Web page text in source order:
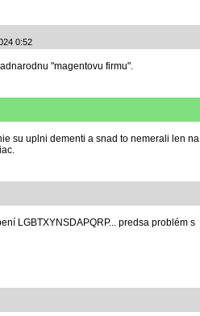
0:52
"magentovu firmu".
su uplni dementi a snad to nemerali len na
LGBTXYNSDAPQRP... predsa problém s